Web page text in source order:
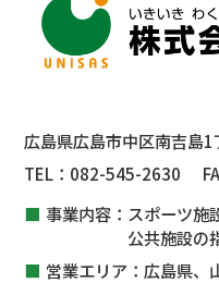
広島県広島市中区南吉島
TEL： 082-545-2630
事業内容： スポーツ施
公共施設の
営業エリア： 広島県、